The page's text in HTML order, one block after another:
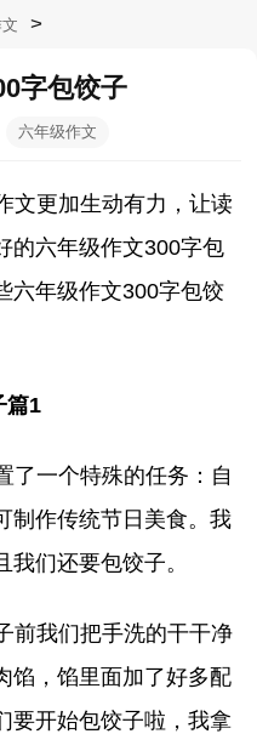
>
字包饺子
六年级作文
文更加生动有力，让读
的六年级作文300字包
六年级作文300字包饺
篇1
了一个特殊的任务：自
制作传统节日美食。我
们还要包饺子。
前我们把手洗的干干净
馅，馅里面加了好多配
要开始包饺子啦，我拿